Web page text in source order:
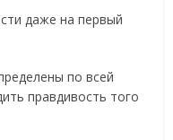
даже на первый
по всей
правдивость того